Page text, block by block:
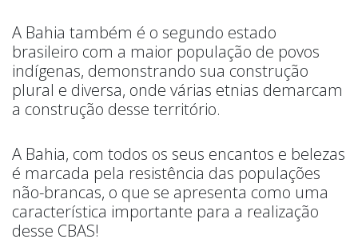
A Bahia também é o segundo estado
brasileiro com a maior população de povos
indígenas, demonstrando sua construção
plural e diversa, onde várias etnias demarcam
a construção desse território.
A Bahia, com todos os seus encantos e belezas
é marcada pela resistência das populações
não-brancas, o que se apresenta como uma
característica importante para a realização
desse CBAS!